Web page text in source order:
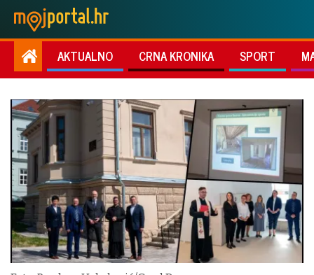
AKTUALNO CRNA KRONIKA SPORT